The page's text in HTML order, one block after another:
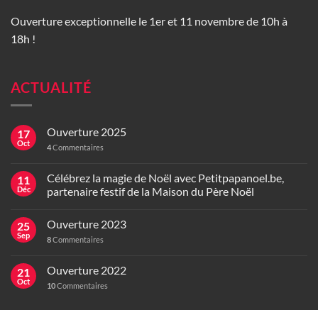
Ouverture exceptionnelle le 1er et 11 novembre de 10h à
18h !
ACTUALITÉ
17
Oct
Ouverture 2025
4Commentaires
11
Déc
Célébrez la magie de Noël avec Petitpapanoel.be,
partenaire festif de la Maison du Père Noël
25
Sep
Ouverture 2023
8Commentaires
21
Oct
Ouverture 2022
10Commentaires